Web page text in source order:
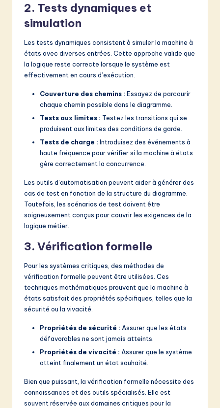
2. Tests dynamiques et
simulation
Les tests dynamiques consistent à simuler la machine à
états avec diverses entrées. Cette approche valide que
la logique reste correcte lorsque le système est
effectivement en cours d’exécution.
Couverture des chemins : Essayez de parcourir
chaque chemin possible dans le diagramme.
Tests aux limites : Testez les transitions qui se
produisent aux limites des conditions de garde.
Tests de charge : Introduisez des événements à
haute fréquence pour vérifier si la machine à états
gère correctement la concurrence.
Les outils d’automatisation peuvent aider à générer des
cas de test en fonction de la structure du diagramme.
Toutefois, les scénarios de test doivent être
soigneusement conçus pour couvrir les exigences de la
logique métier.
3. Vérification formelle
Pour les systèmes critiques, des méthodes de
vérification formelle peuvent être utilisées. Ces
techniques mathématiques prouvent que la machine à
états satisfait des propriétés spécifiques, telles que la
sécurité ou la vivacité.
Propriétés de sécurité : Assurer que les états
défavorables ne sont jamais atteints.
Propriétés de vivacité : Assurer que le système
atteint finalement un état souhaité.
Bien que puissant, la vérification formelle nécessite des
connaissances et des outils spécialisés. Elle est
souvent réservée aux domaines critiques pour la